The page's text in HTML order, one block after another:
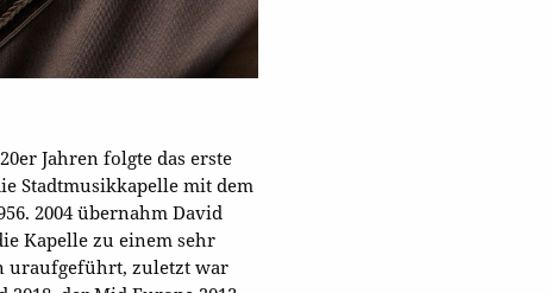
Jahren folgte das erste
Stadtmusikkapelle mit dem
2004 übernahm David
Kapelle zu einem sehr
uraufgeführt, zuletzt war